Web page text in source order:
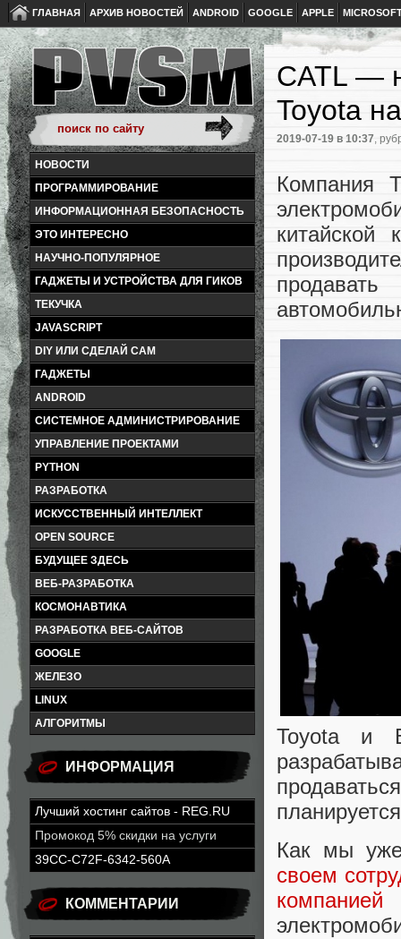
ГЛАВНАЯ АРХИВ НОВОСТЕЙ ANDROID GOOGLE APPLE
НОВОСТИ
ПРОГРАММИРОВАНИЕ
ИНФОРМАЦИОННАЯ БЕЗОПАСНОСТЬ
ЭТО ИНТЕРЕСНО
НАУЧНО-ПОПУЛЯРНОЕ
ГАДЖЕТЫ И УСТРОЙСТВА ДЛЯ ГИКОВ
ТЕКУЧКА
JAVASCRIPT
DIY ИЛИ СДЕЛАЙ САМ
ГАДЖЕТЫ
ANDROID
СИСТЕМНОЕ АДМИНИСТРИРОВАНИЕ
УПРАВЛЕНИЕ ПРОЕКТАМИ
PYTHON
РАЗРАБОТКА
ИСКУССТВЕННЫЙ ИНТЕЛЛЕКТ
OPEN SOURCE
БУДУЩЕЕ ЗДЕСЬ
ВЕБ-РАЗРАБОТКА
КОСМОНАВТИКА
РАЗРАБОТКА ВЕБ-САЙТОВ
GOOGLE
ЖЕЛЕЗО
LINUX
АЛГОРИТМЫ
ИНФОРМАЦИЯ
Лучший хостинг сайтов - REG.RU
Промокод 5% скидки на услуги
39CC-C72F-6342-560A
КОММЕНТАРИИ
CATL —
Toyota
2019-07-19 в 10:37,
Компания
Toyota и
Как мы
своем